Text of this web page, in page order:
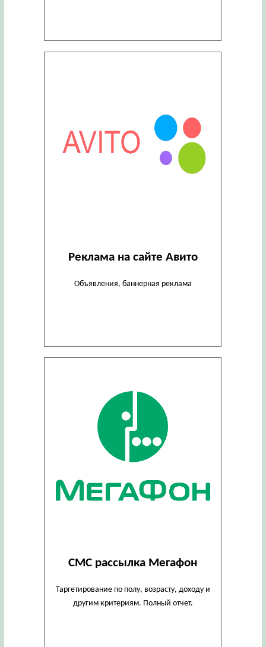
Реклама на сайте Авито
Объявления, баннерная реклама
СМС рассылка Мегафон
Таргетирование по полу, возрасту, доходу и
другим критериям. Полный отчет.